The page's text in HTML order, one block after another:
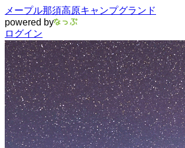
メープル那須高原キャンプグランド
powered by
ログイン